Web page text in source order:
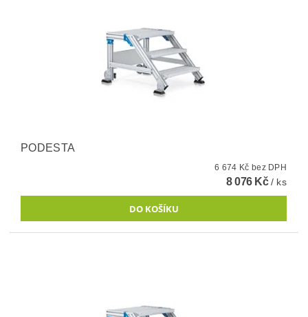
PODESTA
6 674 Kč bez DPH
8 076 Kč/ ks